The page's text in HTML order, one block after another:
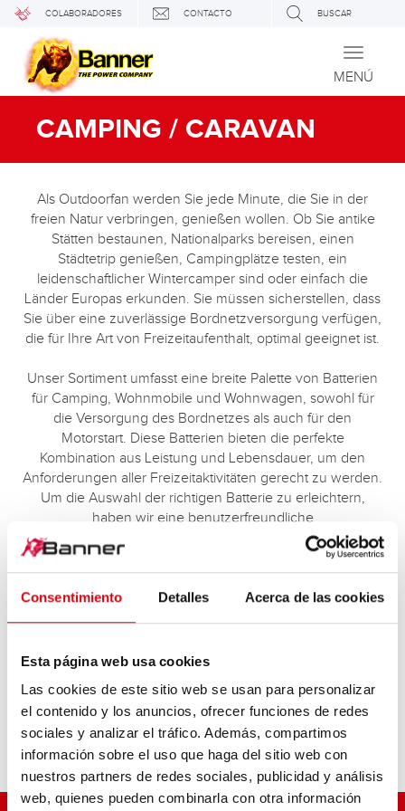
Consentimiento Detalles Acerca de las cookies
Esta página web usa cookies
Las cookies de este sitio web se usan para personalizar
el contenido y los anuncios, ofrecer funciones de redes
sociales y analizar el tráfico. Además, compartimos
información sobre el uso que haga del sitio web con
nuestros partners de redes sociales, publicidad y análisis
web, quienes pueden combinarla con otra información
COLABORADORES CONTACTO BUSCAR
Toggle
MENÚ
CAMPING / CARAVAN
Als Outdoorfan werden Sie jede Minute, die Sie in der
freien Natur verbringen, genießen wollen. Ob Sie antike
Stätten bestaunen, Nationalparks bereisen, einen
Städtetrip genießen, Campingplätze testen, ein
leidenschaftlicher Wintercamper sind oder einfach die
Länder Europas erkunden. Sie müssen sicherstellen, dass
Sie über eine zuverlässige Bordnetzversorgung verfügen,
die für Ihre Art von Freizeitaufenthalt, optimal geeignet ist.
Unser Sortiment umfasst eine breite Palette von Batterien
für Camping, Wohnmobile und Wohnwagen, sowohl für
die Versorgung des Bordnetzes als auch für den
Motorstart. Diese Batterien bieten die perfekte
Kombination aus Leistung und Lebensdauer, um den
Anforderungen aller Freizeitaktivitäten gerecht zu werden.
Um die Auswahl der richtigen Batterie zu erleichtern,
haben wir eine benutzerfreundliche
Batterieauswahltabelle entwickelt. Diese ermöglicht es
Freizeitbegeisterten, ihren spezifischen Energiebedarf mit
der passenden Batterie abzustimmen.